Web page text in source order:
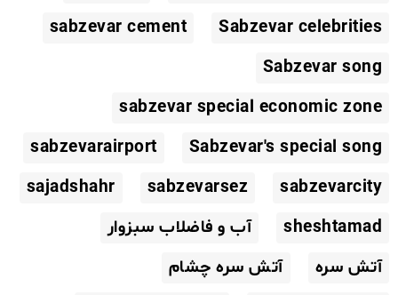
Sabzevar celebrities
sabzevar cement
Sabzevar song
sabzevar special economic zone
Sabzevar's special song
sabzevarairport
sabzevarcity
sabzevarsez
sajadshahr
sheshtamad
آب و فاضلاب سبزوار
آتش سره
آتش سره چشام